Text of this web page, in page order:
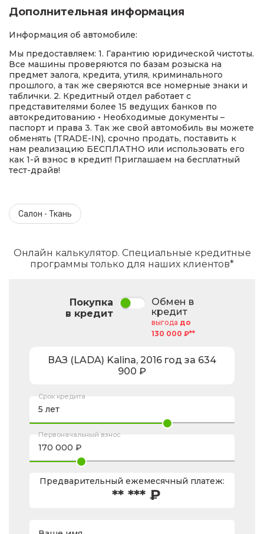
Дополнительная информация
Информация об автомобиле:
Мы предоставляем: 1. Гарантию юридической чистоты.
Все машины проверяются по базам розыска на
предмет залога, кредита, утиля, криминального
прошлого, а так же сверяются все номерные знаки и
таблички. 2. Кредитный отдел работает с
представителями более 15 ведущих банков по
автокредитованию • Необходимые документы –
паспорт и права 3. Так же свой автомобиль вы можете
обменять (TRADE-IN), срочно продать, поставить к
нам реализацию БЕСПЛАТНО или использовать его
как 1-й взнос в кредит! Приглашаем на бесплатный
тест-драйв!
Салон - Ткань
Онлайн калькулятор. Специальные кредитные
программы только для наших клиентов*
Покупка
в кредит
Обмен в
кредит
выгода до
130 000 ₽**
ВАЗ (LADA) Kalina, 2016 год за 634
900 ₽
Срок кредита
Первоначальный взнос
Предварительный ежемесячный платеж:
** *** ₽